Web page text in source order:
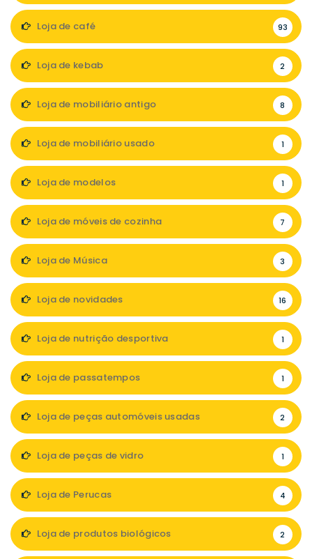
Loja de café 93
Loja de kebab 2
Loja de mobiliário antigo 8
Loja de mobiliário usado 1
Loja de modelos 1
Loja de móveis de cozinha 7
Loja de Música 3
Loja de novidades 16
Loja de nutrição desportiva 1
Loja de passatempos 1
Loja de peças automóveis usadas 2
Loja de peças de vidro 1
Loja de Perucas 4
Loja de produtos biológicos 2